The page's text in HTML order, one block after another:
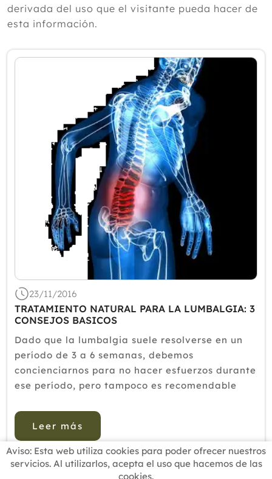
Marzo
Enero
2023
2022
2021
2020
2019
2018
2017
2016
2015
2014
2012
derivada del uso que el visitante pueda hacer de
esta información.
23/11/2016
TRATAMIENTO NATURAL PARA LA LUMBALGIA: 3
CONSEJOS BASICOS
Dado que la lumbalgia suele resolverse en un
período de 3 a 6 semanas, debemos
concienciarnos para no hacer esfuerzos durante
ese período, pero tampoco es recomendable
afectar casi siempre a personas en...
Leer más
Aviso: Esta web utiliza cookies para poder ofrecer nuestros
servicios. Al utilizarlos, acepta el uso que hacemos de las
cookies.